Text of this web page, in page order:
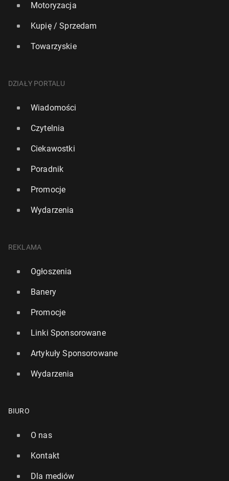
Motoryzacja
Kupię / Sprzedam
Towarzyskie
DZIAŁY PORTALU
Wiadomości
Czytelnia
Ciekawostki
Poradnik
Promocje
Wydarzenia
REKLAMA
Ogłoszenia
Banery
Promocje
Linki Sponsorowane
Artykuły Sponsorowane
Wydarzenia
BIURO
O nas
Kontakt
Dla mediów